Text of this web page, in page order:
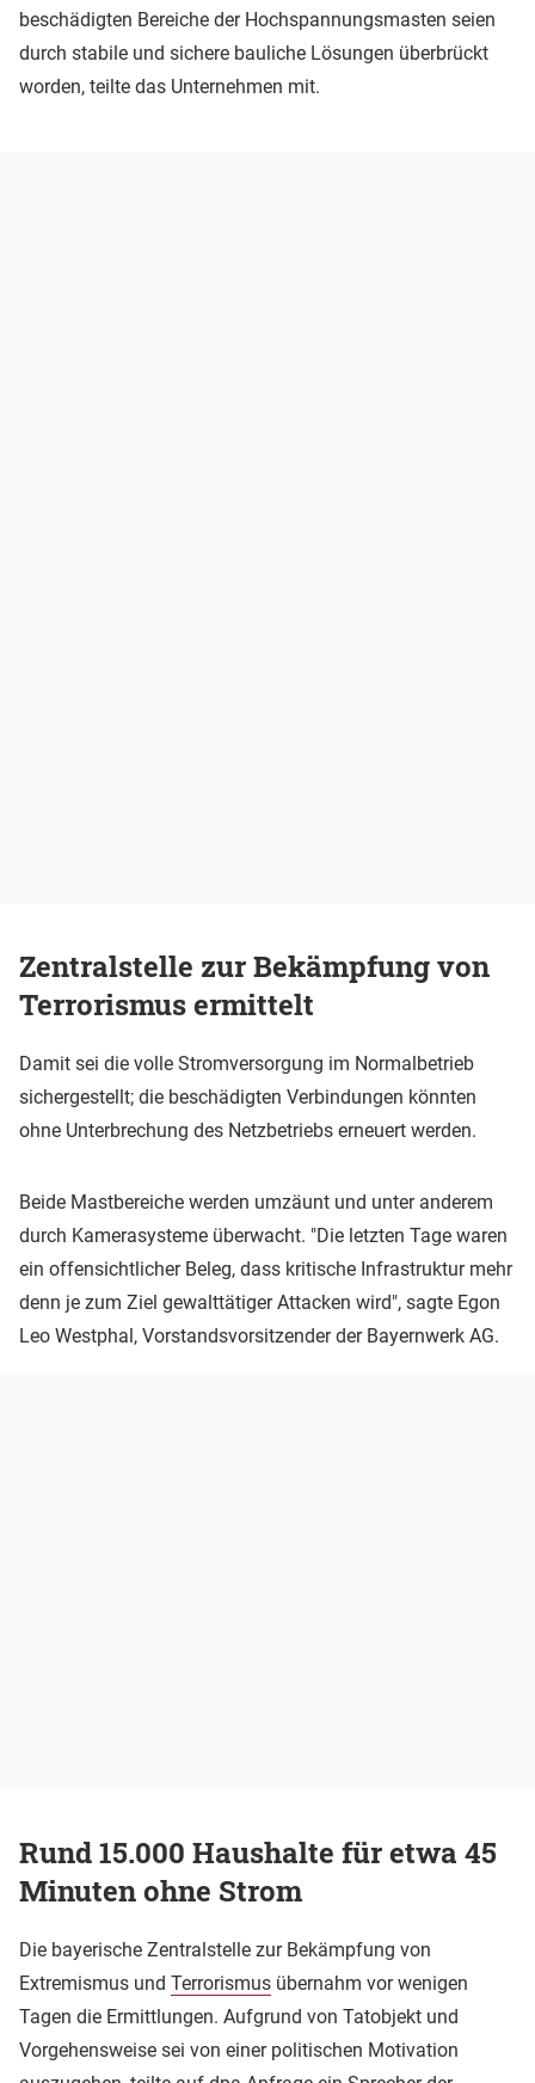
beschädigten Bereiche der Hochspannungsmasten seien
durch stabile und sichere bauliche Lösungen überbrückt
worden, teilte das Unternehmen mit.
Zentralstelle zur Bekämpfung von
Terrorismus ermittelt
Damit sei die volle Stromversorgung im Normalbetrieb
sichergestellt; die beschädigten Verbindungen könnten
ohne Unterbrechung des Netzbetriebs erneuert werden.
Beide Mastbereiche werden umzäunt und unter anderem
durch Kamerasysteme überwacht. "Die letzten Tage waren
ein offensichtlicher Beleg, dass kritische Infrastruktur mehr
denn je zum Ziel gewalttätiger Attacken wird", sagte Egon
Leo Westphal, Vorstandsvorsitzender der Bayernwerk AG.
Rund 15.000 Haushalte für etwa 45
Minuten ohne Strom
Die bayerische Zentralstelle zur Bekämpfung von
Extremismus und Terrorismus übernahm vor wenigen
Tagen die Ermittlungen. Aufgrund von Tatobjekt und
Vorgehensweise sei von einer politischen Motivation